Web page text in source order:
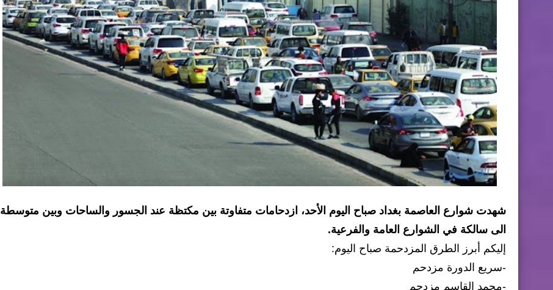
شهدت شوارع العاصمة بغداد صباح اليوم الأحد، ازدحامات متفاوتة بين مكتظة عند الجسور والساحات وبين متوسطة
الى سالكة في الشوارع العامة والفرعية.
إليكم أبرز الطرق المزدحمة صباح اليوم:
-سريع الدورة مزدحم
-محمد القاسم مزدحم